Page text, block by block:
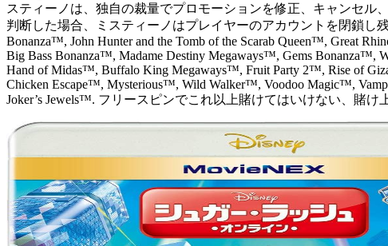
スティーノは、独自の裁量でプロモーションを修正、キャンセ
判断した場合、ミスティーノはプレイヤーのアカウントを閉鎖し
Bonanza™, John Hunter and the Tomb of the Scarab Queen™, Great
Big Bass Bonanza™, Madame Destiny Megaways™, Gems
Hand of Midas™, Buffalo King Megaways™, Fruit Party 2™, Rise of
Chicken Escape™, Mysterious™, Wild Walker™, Voodoo Magic™,
Joker’s Jewels™. フリースピンでこれ以上賭けてはいけない、賭